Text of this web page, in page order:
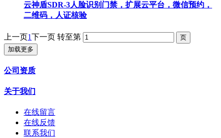
云神盾SDR-3人脸识别门禁，扩展云平台，微信预约，
二维码，人证核验
上一页1下一页 转至第
加载更多
公司资质
关于我们
在线留言
在线反馈
联系我们